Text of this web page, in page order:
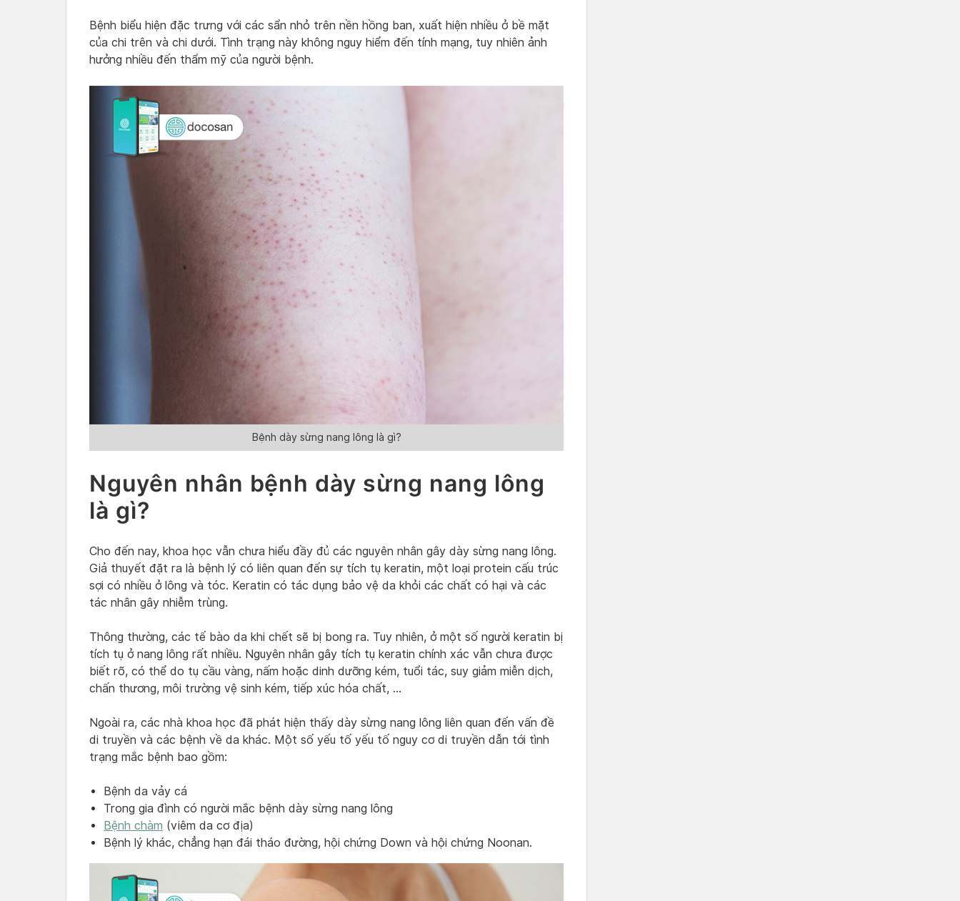
Bệnh biểu hiện đặc trưng với các sẩn nhỏ trên nền hồng ban, xuất hiện nhiều ở bề mặt
của chi trên và chi dưới. Tình trạng này không nguy hiểm đến tính mạng, tuy nhiên ảnh
hưởng nhiều đến thẩm mỹ của người bệnh.
Bệnh dày sừng nang lông là gì?
Nguyên nhân bệnh dày sừng nang lông
là gì?
Cho đến nay, khoa học vẫn chưa hiểu đầy đủ các nguyên nhân gây dày sừng nang lông.
Giả thuyết đặt ra là bệnh lý có liên quan đến sự tích tụ keratin, một loại protein cấu trúc
sợi có nhiều ở lông và tóc. Keratin có tác dụng bảo vệ da khỏi các chất có hại và các
tác nhân gây nhiễm trùng.
Thông thường, các tế bào da khi chết sẽ bị bong ra. Tuy nhiên, ở một số người keratin bị
tích tụ ở nang lông rất nhiều. Nguyên nhân gây tích tụ keratin chính xác vẫn chưa được
biết rõ, có thể do tụ cầu vàng, nấm hoặc dinh dưỡng kém, tuổi tác, suy giảm miễn dịch,
chấn thương, môi trường vệ sinh kém, tiếp xúc hóa chất, …
Ngoài ra, các nhà khoa học đã phát hiện thấy dày sừng nang lông liên quan đến vấn đề
di truyền và các bệnh về da khác. Một số yếu tố yếu tố nguy cơ di truyền dẫn tới tình
trạng mắc bệnh bao gồm:
Bệnh da vảy cá
Trong gia đình có người mắc bệnh dày sừng nang lông
Bệnh chàm (viêm da cơ địa)
Bệnh lý khác, chẳng hạn đái tháo đường, hội chứng Down và hội chứng Noonan.